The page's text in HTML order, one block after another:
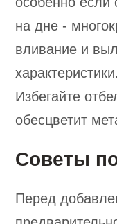
на дне -
вливание и
характеристики.
Избегайте
обесцветит
Советы
Перед